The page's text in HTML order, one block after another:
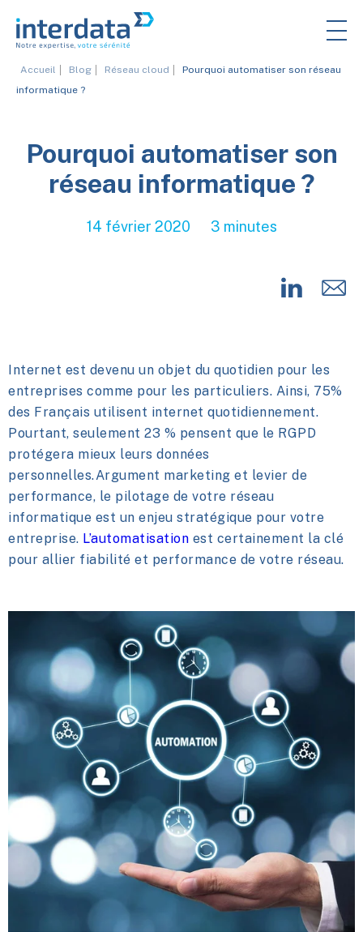
Accueil Blog Réseau cloud
Pourquoi automatiser son réseau
informatique ?
Pourquoi automatiser son
réseau informatique ?
14 février 2020 3 minutes
Internet est devenu un objet du quotidien pour les
entreprises comme pour les particuliers. Ainsi, 75%
des Français utilisent internet quotidiennement.
Pourtant, seulement 23 % pensent que le RGPD
protégera mieux leurs données
personnelles.Argument marketing et levier de
performance, le pilotage de votre réseau
informatique est un enjeu stratégique pour votre
entreprise. L’automatisation est certainement la clé
pour allier fiabilité et performance de votre réseau.